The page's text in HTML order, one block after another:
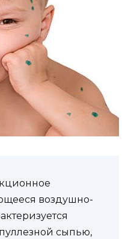
воздушно-
сыпью,